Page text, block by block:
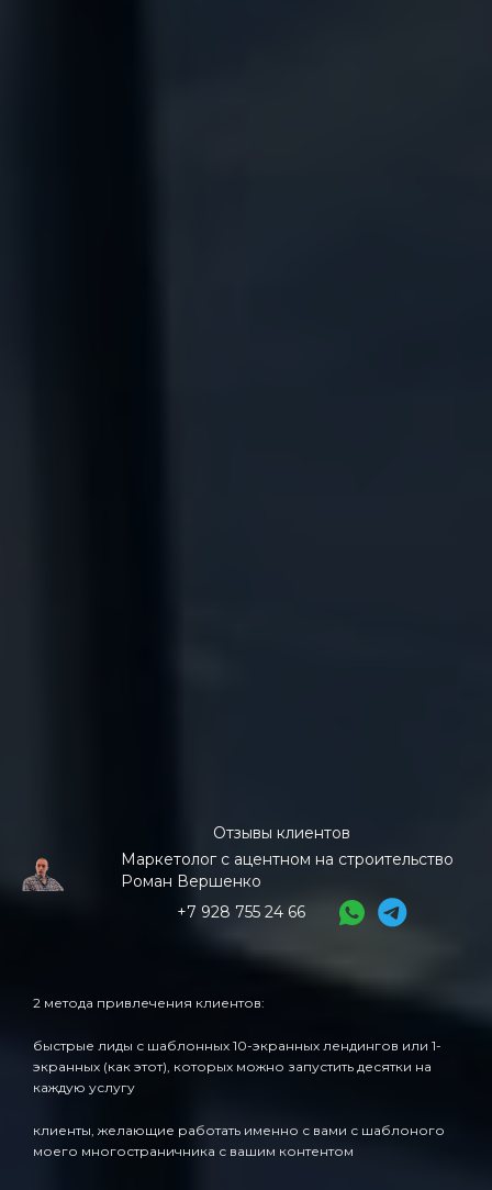
Отзывы клиентов
Маркетолог с ацентном на строительство
Роман Вершенко
+7 928 755 24 66
2 метода привлечения клиентов:
быстрые лиды с шаблонных 10-экранных лендингов или 1-
экранных (как этот), которых можно запустить десятки на
каждую услугу
клиенты, желающие работать именно с вами с шаблоного
моего многостраничника с вашим контентом